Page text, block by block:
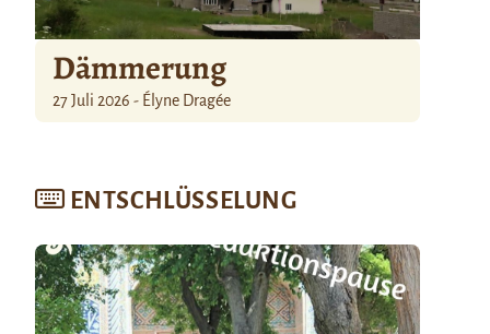
Dämmerung
27 Juli 2026 - Élyne Dragée
ENTSCHLÜSSELUNG